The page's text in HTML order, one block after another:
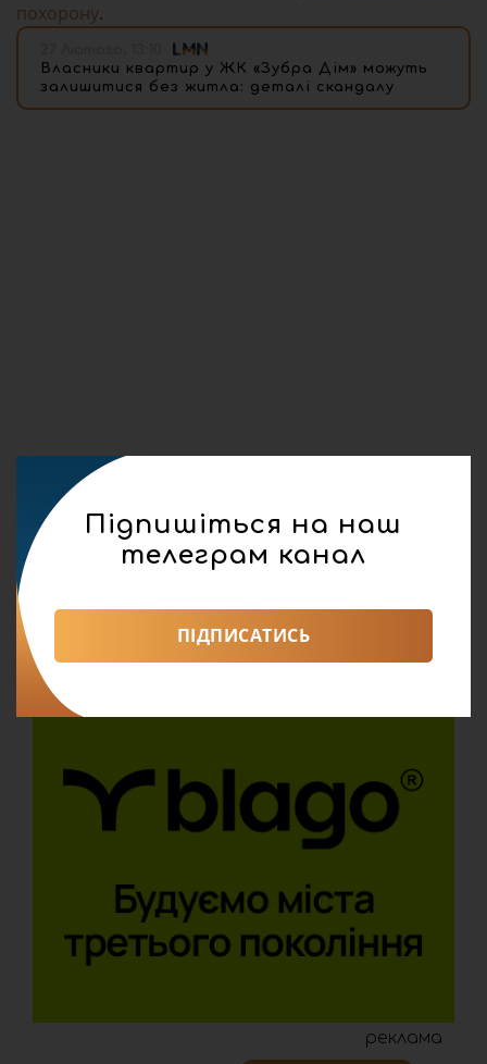
похорону.
Власники квартир у ЖК «Зубра Дім» можуть
залишитися без житла: деталі скандалу
реклама
Підпишіться на наш
телеграм канал
ПІДПИСАТИСЬ